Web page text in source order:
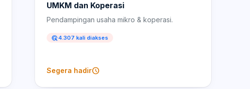
UMKM dan Koperasi
Pendampingan usaha mikro & koperasi.
ads_click4.307 kali diakses
Segera hadirschedule